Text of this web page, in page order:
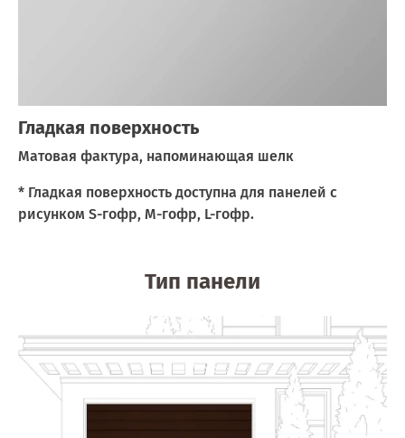
Гладкая поверхность
Матовая фактура, напоминающая шелк
* Гладкая поверхность доступна для панелей с
рисунком S-гофр, M-гофр, L-гофр.
Тип панели